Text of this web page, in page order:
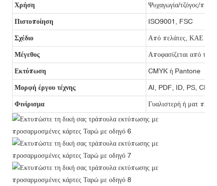
Χρήση Ψυχαγωγία/τζόγος/
Πιστοποίηση ISO9001, FSC
Σχέδιο Από πελάτες, ΚΑΕ
Μέγεθος Αποφασίζεται από τον
Εκτύπωση CMYK ή Pantone
Μορφή έργου τέχνης AI, PDF, ID, PS, CDR
Φινίρισμα Γυαλιστερή ή ματ